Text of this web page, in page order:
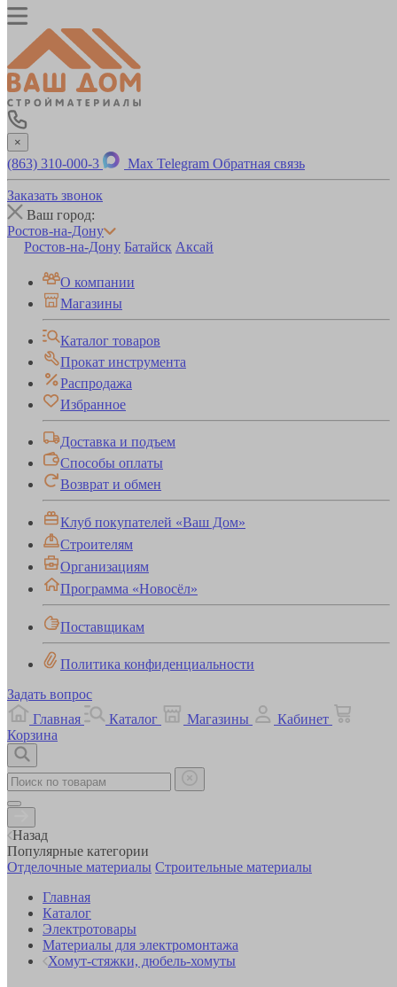
×
(863) 310-000-3 Max Telegram Обратная связь
Заказать звонок
Ваш город:
Ростов-на-Дону
Ростов-на-Дону Батайск Аксай
О компании
Магазины
Каталог товаров
Прокат инструмента
Распродажа
Избранное
Доставка и подъем
Способы оплаты
Возврат и обмен
Клуб покупателей «Ваш Дом»
Строителям
Организациям
Программа «Новосёл»
Поставщикам
Политика конфиденциальности
Задать вопрос
Главная
Каталог Магазины
Кабинет
Корзина
Назад
Популярные категории
Отделочные материалы Строительные материалы
Главная
Каталог
Электротовары
Материалы для электромонтажа
Хомут-стяжки, дюбель-хомуты